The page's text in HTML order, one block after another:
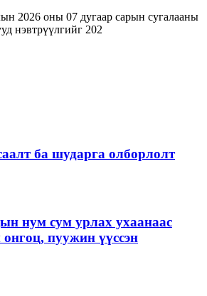
2026 оны 07 дугаар сарын сугалааны
нэвтрүүлгийг 202
ба шударга олборлолт
нум сум урлах ухаанаас
пуужин үүссэн